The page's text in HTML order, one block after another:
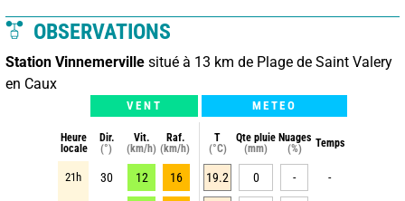
OBSERVATIONS
Station Vinnemerville situé à 13 km de Plage de Saint Valery
en Caux
VENT METEO
Heure
locale
Dir.
(°)
Vit.
(km/h)
Raf.
(km/h)
T
(°C)
Qte pluie
(mm)
Nuages
(%)
Temps
21h 30 12 16 19.2 0 - -